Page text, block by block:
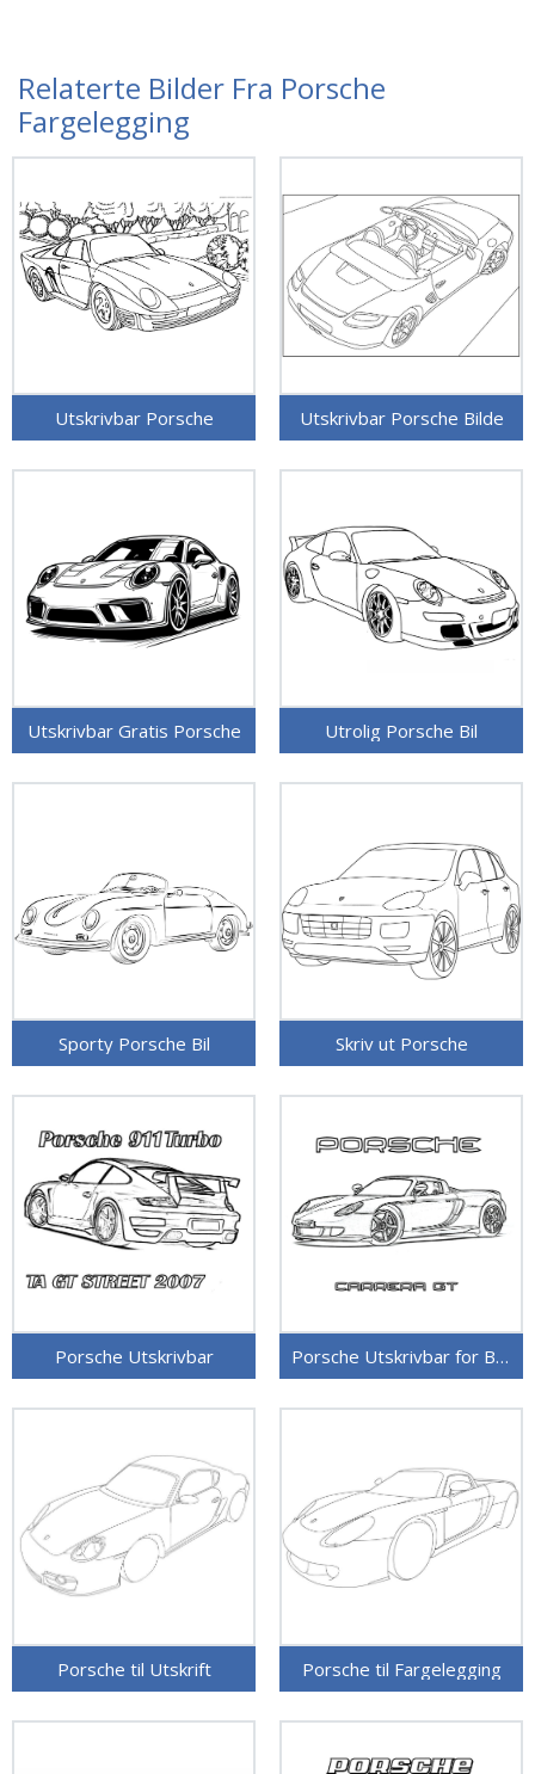
Relaterte Bilder Fra Porsche
Fargelegging
Utskrivbar Porsche Utskrivbar Porsche Bilde
Utskrivbar Gratis Porsche Utrolig Porsche Bil
Sporty Porsche Bil Skriv ut Porsche
Porsche Utskrivbar Porsche Utskrivbar for Barn
Porsche til Utskrift Porsche til Fargelegging